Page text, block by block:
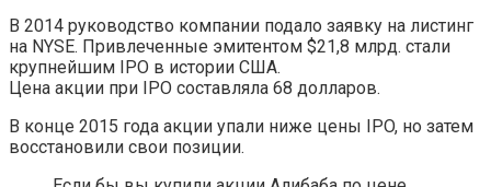
В 2014 руководство компании подало заявку на листинг
на NYSE. Привлеченные эмитентом $21,8 млрд. стали
крупнейшим IPO в истории США.
Цена акции при IPO составляла 68 долларов.
В конце 2015 года акции упали ниже цены IPO, но затем
восстановили свои позиции.